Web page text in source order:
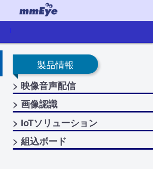
製品情報
> 映像音声配信
> 画像認識
> IoTソリューション
> 組込ボード